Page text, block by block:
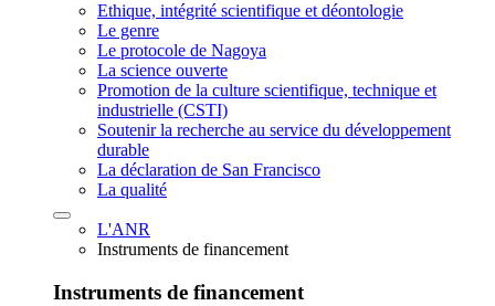
Ethique, intégrité scientifique et déontologie
Le genre
Le protocole de Nagoya
La science ouverte
Promotion de la culture scientifique, technique et
industrielle (CSTI)
Soutenir la recherche au service du développement
durable
La déclaration de San Francisco
La qualité
L'ANR
Instruments de financement
Instruments de financement